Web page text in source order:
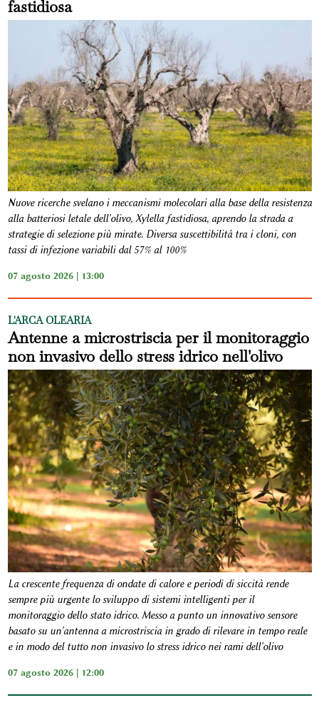
fastidiosa
Nuove ricerche svelano i meccanismi molecolari alla base della resistenza
alla batteriosi letale dell'olivo, Xylella fastidiosa, aprendo la strada a
strategie di selezione più mirate. Diversa suscettibilità tra i cloni, con
tassi di infezione variabili dal 57% al 100%
07 agosto 2026 | 13:00
L'ARCA OLEARIA
Antenne a microstriscia per il monitoraggio
non invasivo dello stress idrico nell'olivo
La crescente frequenza di ondate di calore e periodi di siccità rende
sempre più urgente lo sviluppo di sistemi intelligenti per il
monitoraggio dello stato idrico. Messo a punto un innovativo sensore
basato su un'antenna a microstriscia in grado di rilevare in tempo reale
e in modo del tutto non invasivo lo stress idrico nei rami dell'olivo
07 agosto 2026 | 12:00